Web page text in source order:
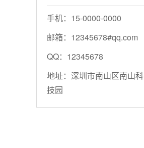
手机：15-0000-0000
邮箱：12345678#qq.com
QQ：12345678
地址：深圳市南山区南山科
技园